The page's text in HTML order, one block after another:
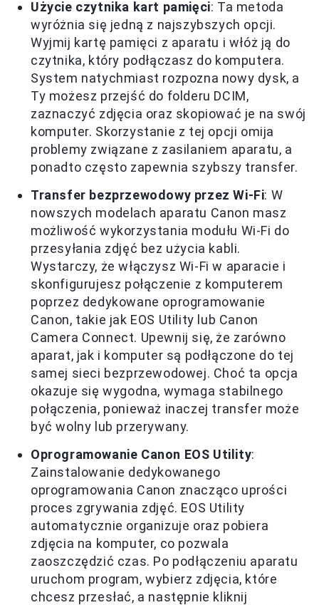
Użycie czytnika kart pamięci: Ta metoda
wyróżnia się jedną z najszybszych opcji.
Wyjmij kartę pamięci z aparatu i włóż ją do
czytnika, który podłączasz do komputera.
System natychmiast rozpozna nowy dysk, a
Ty możesz przejść do folderu DCIM,
zaznaczyć zdjęcia oraz skopiować je na swój
komputer. Skorzystanie z tej opcji omija
problemy związane z zasilaniem aparatu, a
ponadto często zapewnia szybszy transfer.
Transfer bezprzewodowy przez Wi-Fi: W
nowszych modelach aparatu Canon masz
możliwość wykorzystania modułu Wi-Fi do
przesyłania zdjęć bez użycia kabli.
Wystarczy, że włączysz Wi-Fi w aparacie i
skonfigurujesz połączenie z komputerem
poprzez dedykowane oprogramowanie
Canon, takie jak EOS Utility lub Canon
Camera Connect. Upewnij się, że zarówno
aparat, jak i komputer są podłączone do tej
samej sieci bezprzewodowej. Choć ta opcja
okazuje się wygodna, wymaga stabilnego
połączenia, ponieważ inaczej transfer może
być wolny lub przerywany.
Oprogramowanie Canon EOS Utility:
Zainstalowanie dedykowanego
oprogramowania Canon znacząco uprości
proces zgrywania zdjęć. EOS Utility
automatycznie organizuje oraz pobiera
zdjęcia na komputer, co pozwala
zaoszczędzić czas. Po podłączeniu aparatu
uruchom program, wybierz zdjęcia, które
chcesz przesłać, a następnie kliknij